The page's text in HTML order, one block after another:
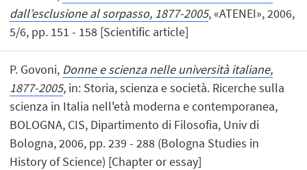
dall’esclusione al sorpasso, 1877-2005, «ATENEI», 2006,
5/6, pp. 151 - 158 [Scientific article]
P. Govoni, Donne e scienza nelle università italiane,
1877-2005, in: Storia, scienza e società. Ricerche sulla
scienza in Italia nell'età moderna e contemporanea,
BOLOGNA, CIS, Dipartimento di Filosofia, Univ di
Bologna, 2006, pp. 239 - 288 (Bologna Studies in
History of Science) [Chapter or essay]